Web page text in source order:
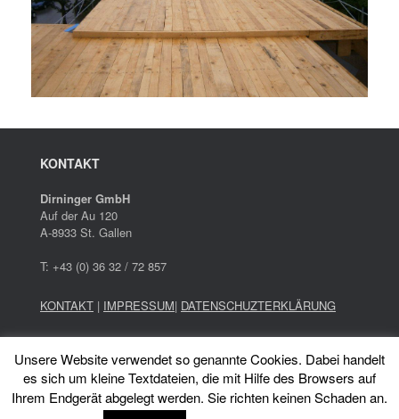
KONTAKT
Dirninger GmbH
Auf der Au 120
A-8933 St. Gallen
T: +43 (0) 36 32 / 72 857
KONTAKT | IMPRESSUM| DATENSCHUZTERKLÄRUNG
Planung und präzises Arbeiten.
Wir bieten Dachstühle, Carport, Terrassen, Zu- und
Unsere Website verwendet so genannte Cookies. Dabei handelt
es sich um kleine Textdateien, die mit Hilfe des Browsers auf
Ihrem Endgerät abgelegt werden. Sie richten keinen Schaden an.